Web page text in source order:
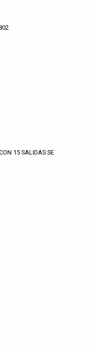
15 SALIDAS SE